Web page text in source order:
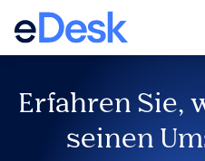
Erfahren Sie,
seinen